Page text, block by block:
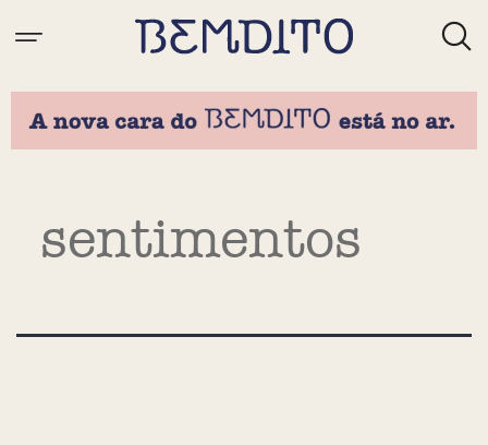
sentimentos